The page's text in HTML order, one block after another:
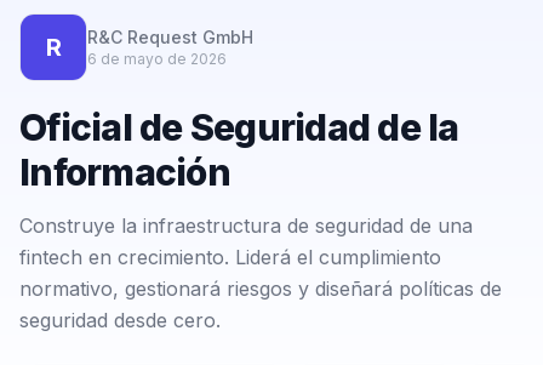
Calculadora Freelance Gratis
R R&C Request GmbH
6 de mayo de 2026
Oficial de Seguridad de la
Información
Construye la infraestructura de seguridad de una
fintech en crecimiento. Liderá el cumplimiento
normativo, gestionará riesgos y diseñará políticas de
seguridad desde cero.